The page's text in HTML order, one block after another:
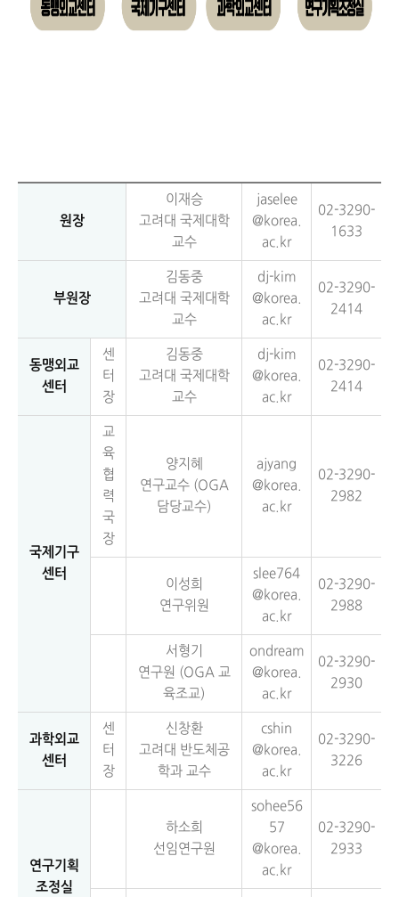
원장
이재승
고려대 국제대학
교수
jaselee
@korea.
ac.kr
02-3290-
1633
부원장
김동중
고려대 국제대학
교수
dj-kim
@korea.
ac.kr
02-3290-
2414
동맹외교
센터
센
터
장
김동중
고려대 국제대학
교수
dj-kim
@korea.
ac.kr
02-3290-
2414
국제기구
센터
교
육
협
력
국
장
양지혜
연구교수 (OGA
담당교수)
ajyang
@korea.
ac.kr
02-3290-
2982
이성희
연구위원
slee764
@korea.
ac.kr
02-3290-
2988
서형기
연구원 (OGA 교
육조교)
ondream
@korea.
ac.kr
02-3290-
2930
과학외교
센터
센
터
장
신창환
고려대 반도체공
학과 교수
cshin
@korea.
ac.kr
02-3290-
3226
연구기획
조정실
하소희
선임연구원
sohee56
57
@korea.
ac.kr
02-3290-
2933